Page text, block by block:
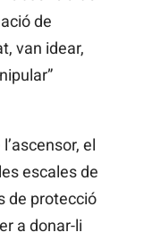
de
van idear,
el
escales de
de protecció
a donar-li